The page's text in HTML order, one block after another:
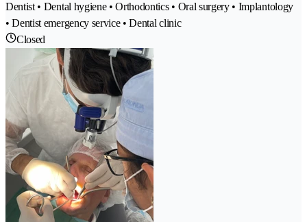
Dentist • Dental hygiene • Orthodontics • Oral surgery • Implantology
• Dentist emergency service • Dental clinic
Closed